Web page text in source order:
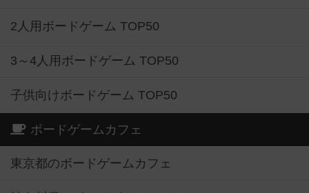
2人用ボードゲーム TOP50
3～4人用ボードゲーム TOP50
子供向けボードゲーム TOP50
ボードゲームカフェ
東京都のボードゲームカフェ